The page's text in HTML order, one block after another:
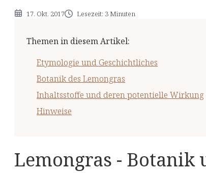
17. Okt. 2017 Lesezeit: 3 Minuten
Themen in diesem Artikel:
Etymologie und Geschichtliches
Botanik des Lemongras
Inhaltsstoffe und deren potentielle Wirkung
Hinweise
Lemongras -